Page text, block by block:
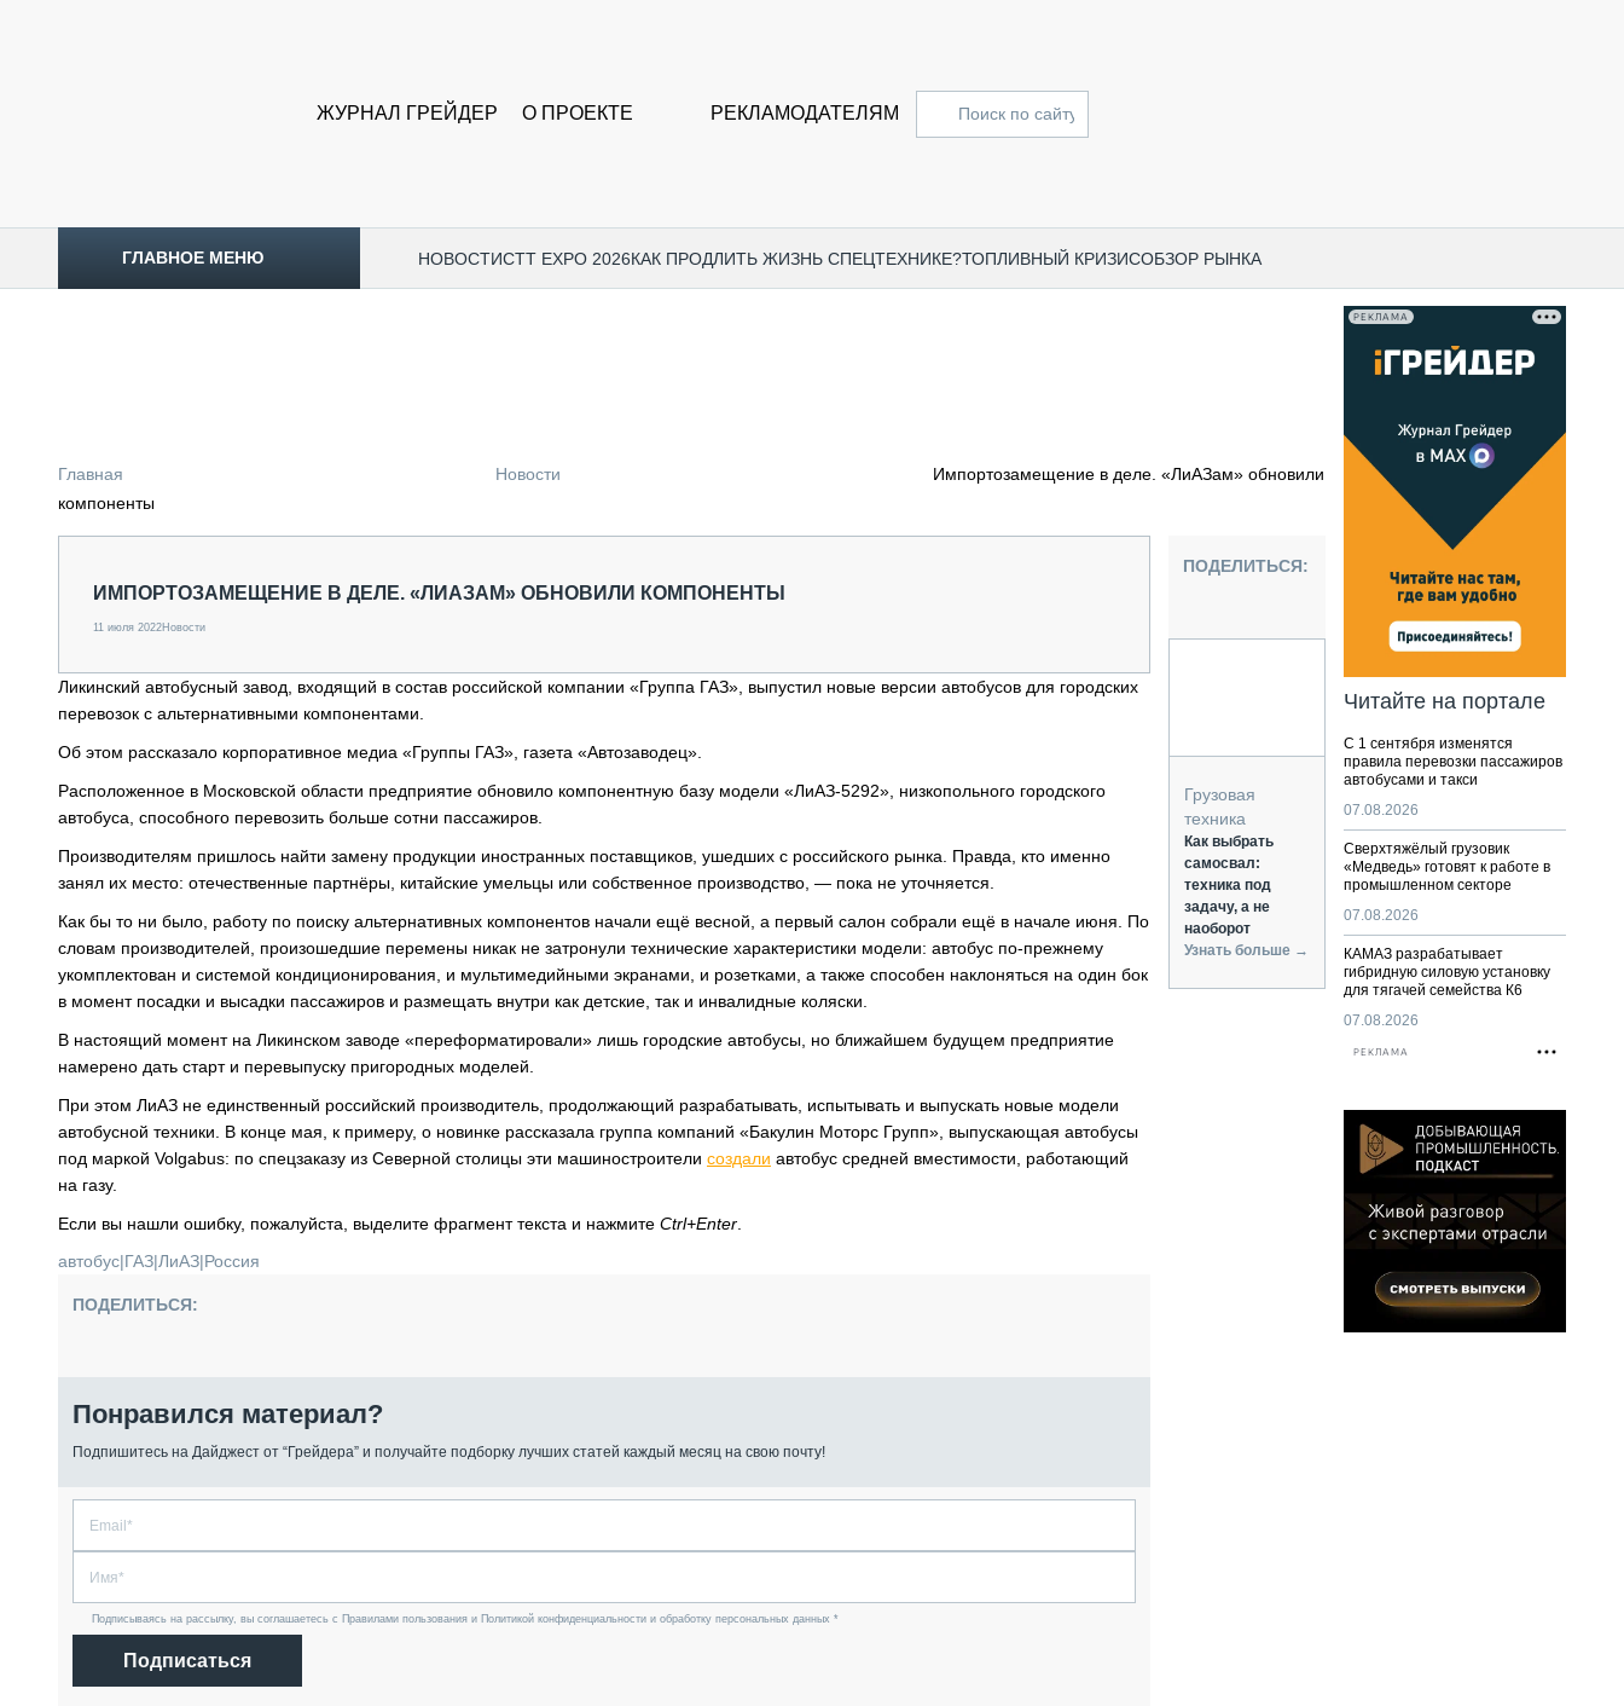
ЖУРНАЛ ГРЕЙДЕР О ПРОЕКТЕ РЕКЛАМОДАТЕЛЯМ
ГЛАВНОЕ МЕНЮ НОВОСТИCTT EXPO 2026КАК ПРОДЛИТЬ ЖИЗНЬ СПЕЦТЕХНИКЕ?ТОПЛИВНЫЙ КРИЗИСОБЗОР РЫНКА
ОБЗОР РЫНКА
ГРУЗОПЕРЕВОЗКИ
ИСПЫТАТЕЛИ
ТЕХНОЛОГИИ
ДОРОЖНАЯ ИНДУСТРИЯ
СЕРВИСМЕНЫ
ПОДЪЁМНАЯ ТЕХНИКА
ПАССАЖИРСКИЙ ТРАНСПОРТ
КАРЬЕРНАЯ ТЕХНИКА
Главная Новости
Импортозамещение в деле. «ЛиАЗам» обновили
компоненты
ИМПОРТОЗАМЕЩЕНИЕ В ДЕЛЕ. «ЛИАЗАМ» ОБНОВИЛИ КОМПОНЕНТЫ
11 июля 2022Новости
Ликинский автобусный завод, входящий в состав российской компании «Группа ГАЗ», выпустил новые версии автобусов для городских
перевозок с альтернативными компонентами.
Об этом рассказало корпоративное медиа «Группы ГАЗ», газета «Автозаводец».
Расположенное в Московской области предприятие обновило компонентную базу модели «ЛиАЗ-5292», низкопольного городского
автобуса, способного перевозить больше сотни пассажиров.
Производителям пришлось найти замену продукции иностранных поставщиков, ушедших с российского рынка. Правда, кто именно
занял их место: отечественные партнёры, китайские умельцы или собственное производство, — пока не уточняется.
Как бы то ни было, работу по поиску альтернативных компонентов начали ещё весной, а первый салон собрали ещё в начале июня. По
словам производителей, произошедшие перемены никак не затронули технические характеристики модели: автобус по-прежнему
укомплектован и системой кондиционирования, и мультимедийными экранами, и розетками, а также способен наклоняться на один бок
в момент посадки и высадки пассажиров и размещать внутри как детские, так и инвалидные коляски.
В настоящий момент на Ликинском заводе «переформатировали» лишь городские автобусы, но ближайшем будущем предприятие
намерено дать старт и перевыпуску пригородных моделей.
При этом ЛиАЗ не единственный российский производитель, продолжающий разрабатывать, испытывать и выпускать новые модели
автобусной техники. В конце мая, к примеру, о новинке рассказала группа компаний «Бакулин Моторс Групп», выпускающая автобусы
под маркой Volgabus: по спецзаказу из Северной столицы эти машиностроители создали автобус средней вместимости, работающий
на газу.
Если вы нашли ошибку, пожалуйста, выделите фрагмент текста и нажмите Ctrl+Enter
автобус|ГАЗ|ЛиАЗ|Россия
ПОДЕЛИТЬСЯ:
Понравился материал?
Подпишитесь на Дайджест от “Грейдера” и получайте подборку лучших статей каждый месяц на свою почту!
Подписываясь на рассылку, вы соглашаетесь с Правилами пользования и Политикой конфиденциальности и обработку персональных данных *
Подписаться
ПОДЕЛИТЬСЯ:
Грузовая
техника
Как выбрать
самосвал:
техника под
задачу, а не
наоборот
Узнать больше →
РЕКЛАМА
Читайте на портале
С 1 сентября изменятся
правила перевозки пассажиров
автобусами и такси
07.08.2026
Сверхтяжёлый грузовик
«Медведь» готовят к работе в
промышленном секторе
07.08.2026
КАМАЗ разрабатывает
гибридную силовую установку
для тягачей семейства К6
07.08.2026
РЕКЛАМА